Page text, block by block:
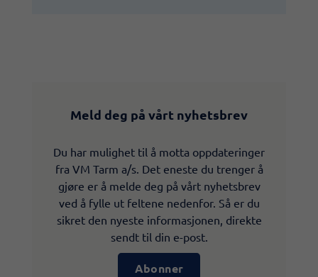
Meld deg på vårt nyhetsbrev
Du har mulighet til å motta oppdateringer
fra VM Tarm a/s. Det eneste du trenger å
gjøre er å melde deg på vårt nyhetsbrev
ved å fylle ut feltene nedenfor. Så er du
sikret den nyeste informasjonen, direkte
sendt til din e-post.
Abonner